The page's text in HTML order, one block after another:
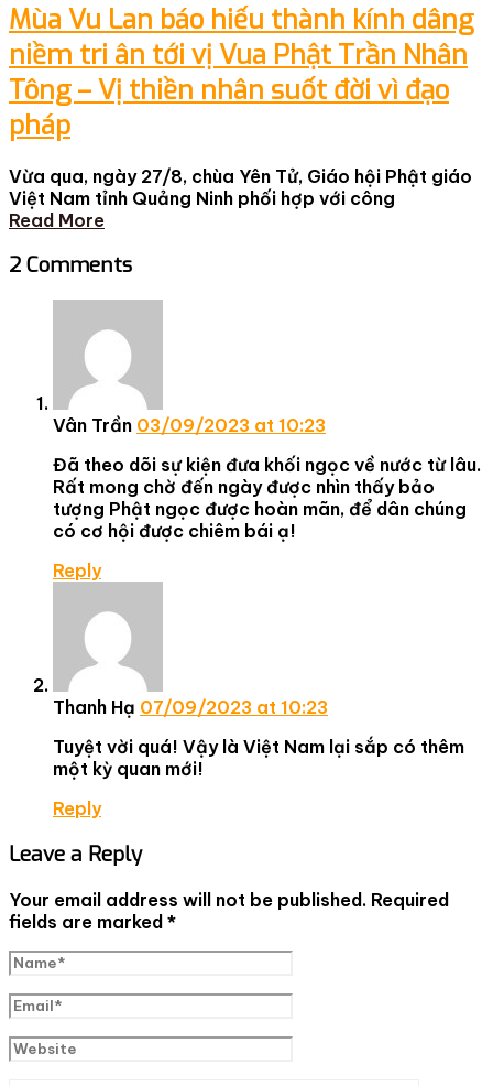
Mùa Vu Lan báo hiếu thành kính dâng
niềm tri ân tới vị Vua Phật Trần Nhân
Tông – Vị thiền nhân suốt đời vì đạo
pháp
Vừa qua, ngày 27/8, chùa Yên Tử, Giáo hội Phật giáo
Việt Nam tỉnh Quảng Ninh phối hợp với công
Read More
2 Comments
Vân Trần 03/09/2023 at 10:23
Đã theo dõi sự kiện đưa khối ngọc về nước từ lâu.
Rất mong chờ đến ngày được nhìn thấy bảo
tượng Phật ngọc được hoàn mãn, để dân chúng
có cơ hội được chiêm bái ạ!
Reply
Thanh Hạ 07/09/2023 at 10:23
Tuyệt vời quá! Vậy là Việt Nam lại sắp có thêm
một kỳ quan mới!
Reply
Leave a Reply
Your email address will not be published. Required
fields are marked *